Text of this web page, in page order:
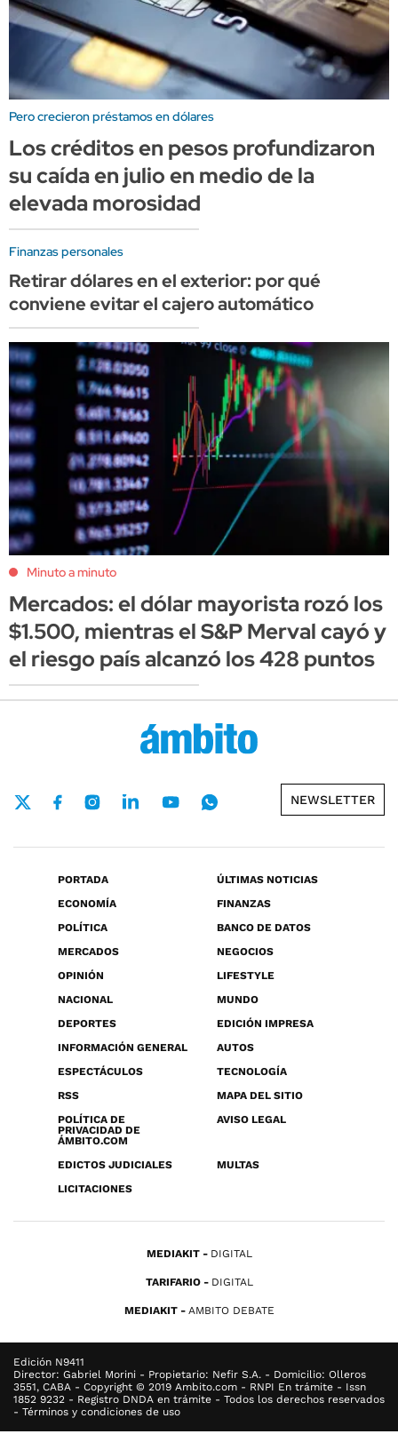
Pero crecieron préstamos en dólares
Los créditos en pesos profundizaron
su caída en julio en medio de la
elevada morosidad
Finanzas personales
Retirar dólares en el exterior: por qué
conviene evitar el cajero automático
Minuto a minuto
Mercados: el dólar mayorista rozó los
$1.500, mientras el S&P Merval cayó y
el riesgo país alcanzó los 428 puntos
NEWSLETTER
PORTADA
ÚLTIMAS NOTICIAS
ECONOMÍA
FINANZAS
POLÍTICA
BANCO DE DATOS
MERCADOS
NEGOCIOS
OPINIÓN
LIFESTYLE
NACIONAL
MUNDO
DEPORTES
EDICIÓN IMPRESA
INFORMACIÓN GENERAL
AUTOS
ESPECTÁCULOS
TECNOLOGÍA
RSS
MAPA DEL SITIO
POLÍTICA DE
PRIVACIDAD DE
ÁMBITO.COM
AVISO LEGAL
EDICTOS JUDICIALES
MULTAS
LICITACIONES
MEDIAKIT DIGITAL
TARIFARIO DIGITAL
MEDIAKIT AMBITO DEBATE
Edición N9411
Director: Gabriel Morini - Propietario: Nefir S.A. - Domicilio: Olleros
3551, CABA - Copyright © 2019 Ambito.com - RNPI En trámite - Issn
1852 9232 - Registro DNDA en trámite - Todos los derechos reservados
- Términos y condiciones de uso